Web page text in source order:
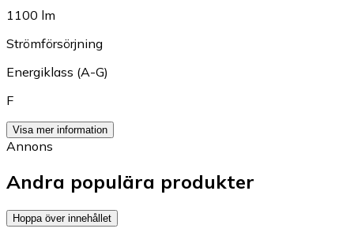
1100 lm
Strömförsörjning
Energiklass (A-G)
F
Visa mer information
Annons
Andra populära produkter
Hoppa över innehållet